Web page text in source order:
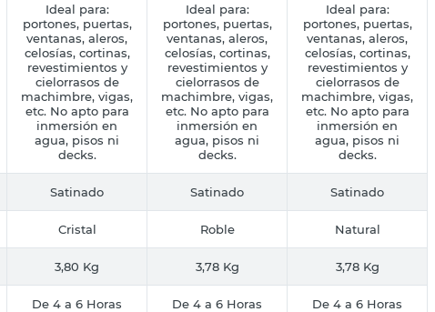
Ideal para:
portones, puertas,
ventanas, aleros,
celosías, cortinas,
revestimientos y
cielorrasos de
machimbre, vigas,
etc. No apto para
inmersión en
agua, pisos ni
decks.
Ideal para:
portones, puertas,
ventanas, aleros,
celosías, cortinas,
revestimientos y
cielorrasos de
machimbre, vigas,
etc. No apto para
inmersión en
agua, pisos ni
decks.
Ideal para:
portones, puertas,
ventanas, aleros,
celosías, cortinas,
revestimientos y
cielorrasos de
machimbre, vigas,
etc. No apto para
inmersión en
agua, pisos ni
decks.
Satinado Satinado Satinado
Cristal Roble Natural
3,80 Kg 3,78 Kg 3,78 Kg
De 4 a 6 Horas De 4 a 6 Horas De 4 a 6 Horas